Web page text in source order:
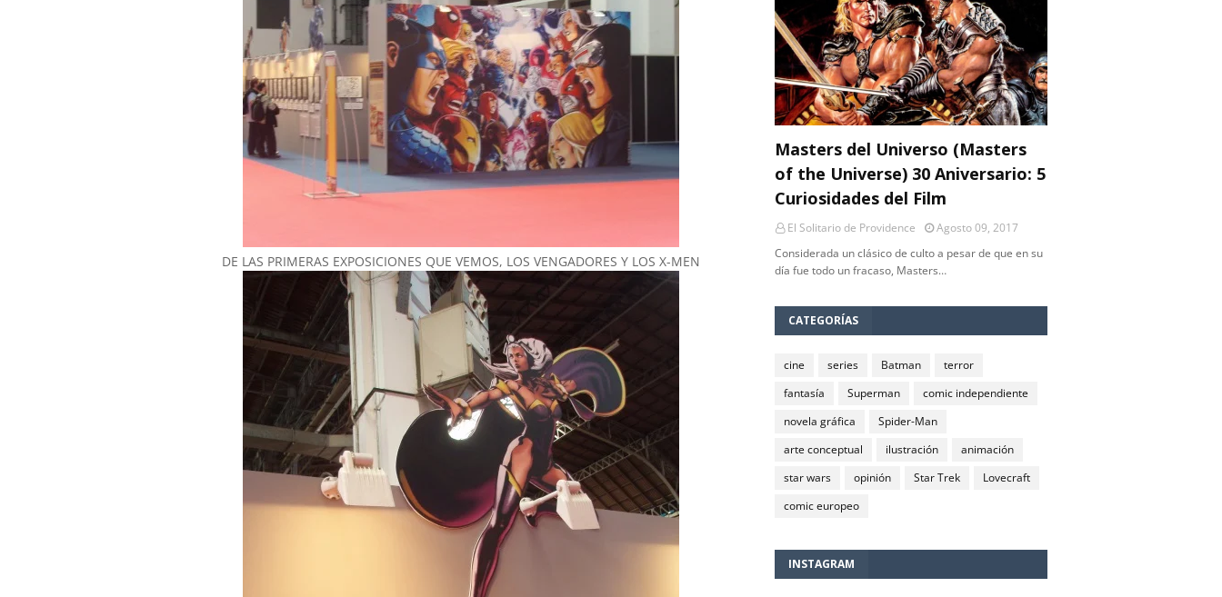
DE LAS PRIMERAS EXPOSICIONES QUE VEMOS, LOS VENGADORES Y LOS X-MEN
Masters del Universo (Masters
of the Universe) 30 Aniversario: 5
Curiosidades del Film
El Solitario de Providence
Agosto 09, 2017
Considerada un clásico de culto a pesar de que en su
día fue todo un fracaso, Masters…
CATEGORÍAS
cine series Batman
terror
fantasía
Superman
comic independiente
novela gráfica
Spider-Man
arte conceptual
ilustración
animación
star wars
opinión Star Trek
Lovecraft
comic europeo
INSTAGRAM